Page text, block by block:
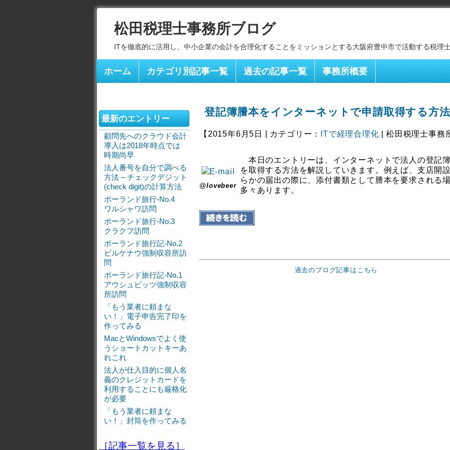
松田税理士事務所ブログ
ITを徹底的に活用し、中小企業の会計を合理化することをミッションとする大阪府豊中市で活動する税理
ホーム カテゴリ別記事一覧 過去の記事一覧 事務所概要
登記簿謄本をインターネットで申請取得する方法
【2015年6月5日 | カテゴリー： ITで経理合理化 | 松田税理士事務
@lovebeer
本日のエントリーは、インターネットで法人の登記
を取得する方法を解説していきます。例えば、支店開
らかの届出の際に、添付書類として謄本を要求される
多々あります。
過去のブログ記事はこちら
最新のエントリー
顧問先へのクラウド会計
導入は2018年時点では
時期尚早
法人番号を自分で調べる
方法 – チェックデジット
(check digit)の計算方法
ポーランド旅行-No.4
ワルシャワ訪問
ポーランド旅行-No.3
クラクフ訪問
ポーランド旅行記-No.2
ビルケナウ強制収容所訪
問
ポーランド旅行記-No.1
アウシュビッツ強制収容
所訪問
「もう業者に頼まな
い！」電子申告完了印を
作ってみる
MacとWindowsでよく使
うショートカットキーあ
れこれ
法人が仕入目的に個人名
義のクレジットカードを
利用することにも厳格化
が必要
「もう業者に頼まな
い！」封筒を作ってみる
［記事一覧を見る］